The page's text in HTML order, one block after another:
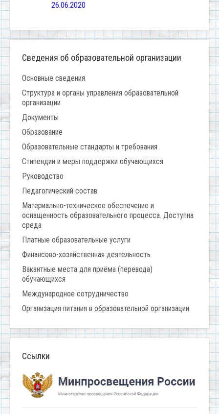
26.06.2020
Сведения об образовательной организации
Основные сведения
Структура и органы управления образовательной
организации
Документы
Образование
Образовательные стандарты и требования
Стипендии и меры поддержки обучающихся
Руководство
Педагогический состав
Материально-техническое обеспечение и
оснащенность образовательного процесса. Доступна
среда
Платные образовательные услуги
Финансово-хозяйственная деятельность
Вакантные места для приёма (перевода)
обучающихся
Международное сотрудничество
Организация питания в образовательной организации
Ссылки